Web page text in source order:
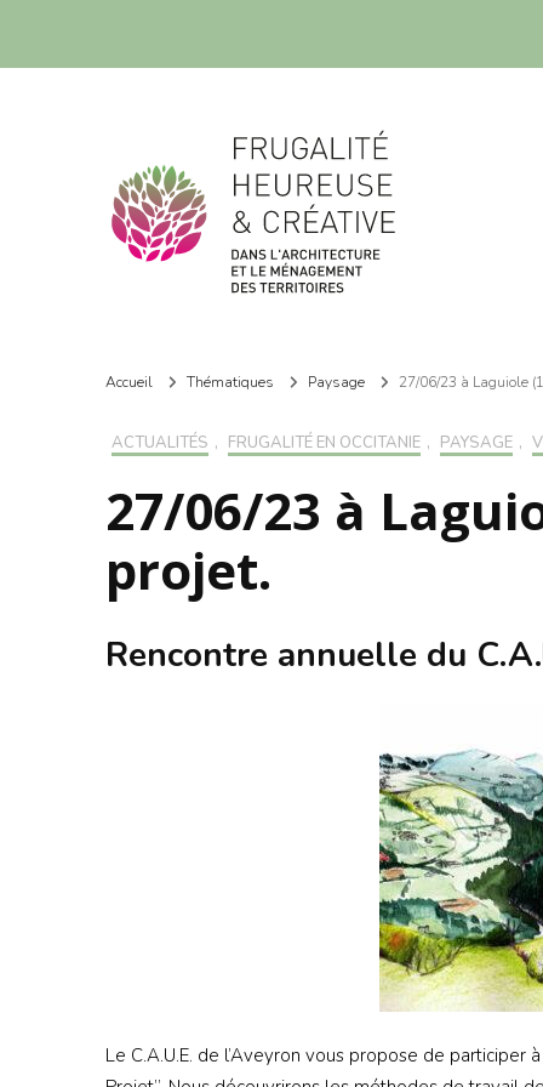
Frugalité dans l'architecture et le ménagement des territoires
Accueil Thématiques Paysage 27/06/23 à Laguiole
ACTUALITÉS , FRUGALITÉ EN OCCITANIE , PAYSAGE ,
27/06/23 à
projet.
Rencontre annuelle du
Le C.A.U.E. de l’Aveyron vous propose de participer